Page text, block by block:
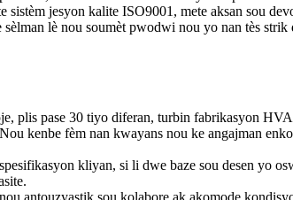
jesyon kalite ISO9001, mete aksan sou
lè nou soumèt pwodwi nou yo nan tès
plis pase 30 tiyo diferan, turbin fabrikasyon
kenbe fèm nan kwayans nou ke angajman
kliyan, si li dwe baze sou desen yo